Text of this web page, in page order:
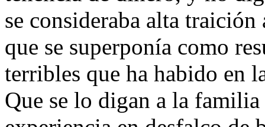
se consideraba alta
que se superponía como
terribles que ha habido en
Que se lo digan a la